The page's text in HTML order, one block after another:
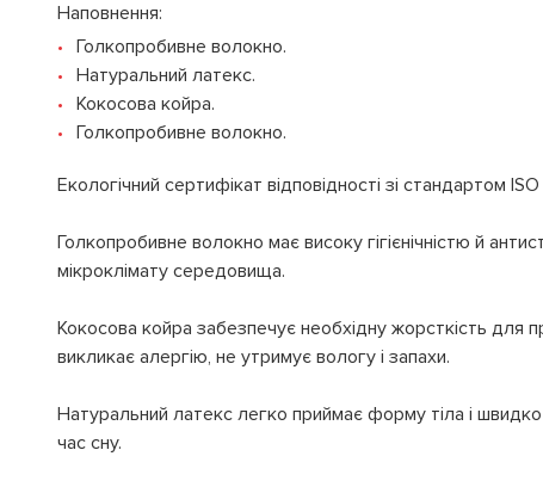
Наповнення:
Голкопробивне волокно.
Натуральний латекс.
Кокосова койра.
Голкопробивне волокно.
Екологічний сертифікат відповідності зі стандартом
Голкопробивне волокно має високу гігієнічністю й
мікроклімату середовища.
Кокосова койра забезпечує необхідну жорсткість для
викликає алергію, не утримує вологу і запахи.
Натуральний латекс легко приймає форму тіла і
час сну.